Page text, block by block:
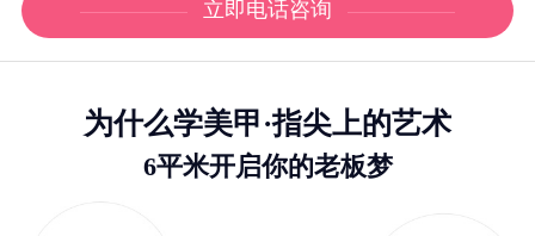
立即电话咨询
为什么学美甲·指尖上的艺术
6平米开启你的老板梦